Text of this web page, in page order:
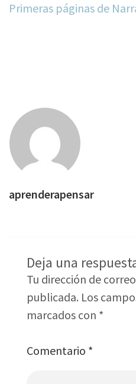
Primeras páginas de
aprenderapensar
Deja una
Tu dirección de
publicada. Los
marcados con *
Comentario *